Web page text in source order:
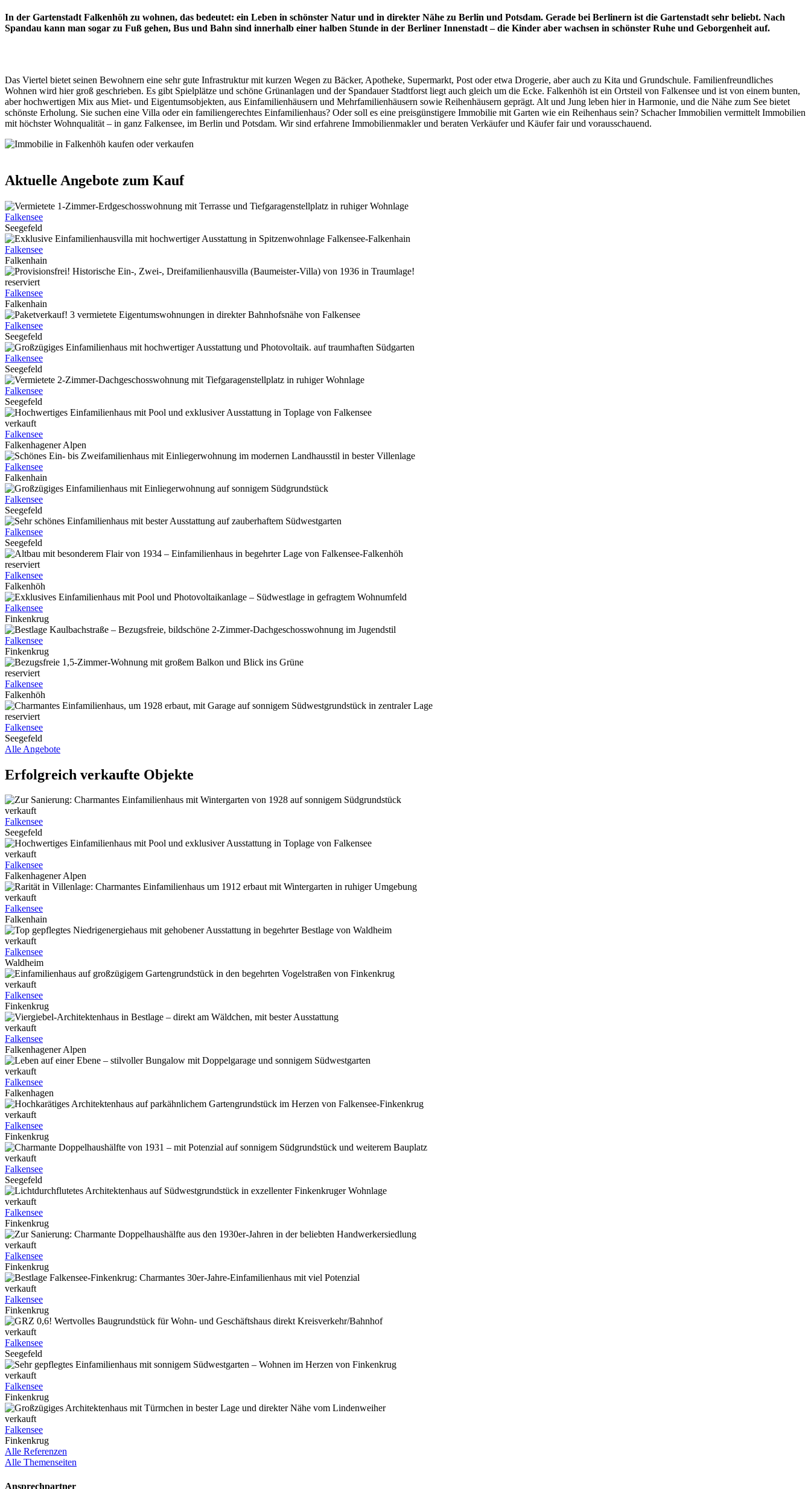
In der Gartenstadt Falkenhöh zu wohnen, das bedeutet: ein Leben in schönster Natur und in direkter Nähe zu Berlin und Potsdam. Gerade bei Berlinern ist die Gartenstadt sehr beliebt. Nach
Spandau kann man sogar zu Fuß gehen, Bus und Bahn sind innerhalb einer halben Stunde in der Berliner Innenstadt – die Kinder aber wachsen in schönster Ruhe und Geborgenheit auf.
Das Viertel bietet seinen Bewohnern eine sehr gute Infrastruktur mit kurzen Wegen zu Bäcker, Apotheke, Supermarkt, Post oder etwa Drogerie, aber auch zu Kita und Grundschule. Familienfreundliches
Wohnen wird hier groß geschrieben. Es gibt Spielplätze und schöne Grünanlagen und der Spandauer Stadtforst liegt auch gleich um die Ecke. Falkenhöh ist ein Ortsteil von Falkensee und ist von einem bunten,
aber hochwertigen Mix aus Miet- und Eigentumsobjekten, aus Einfamilienhäusern und Mehrfamilienhäusern sowie Reihenhäusern geprägt. Alt und Jung leben hier in Harmonie, und die Nähe zum See bietet
schönste Erholung. Sie suchen eine Villa oder ein familiengerechtes Einfamilienhaus? Oder soll es eine preisgünstigere Immobilie mit Garten wie ein Reihenhaus sein? Schacher Immobilien vermittelt Immobilien
mit höchster Wohnqualität – in ganz Falkensee, im Berlin und Potsdam. Wir sind erfahrene Immobilienmakler und beraten Verkäufer und Käufer fair und vorausschauend.
Aktuelle Angebote zum Kauf
Falkensee
Seegefeld
Falkensee
Falkenhain
reserviert
Falkensee
Falkenhain
Falkensee
Seegefeld
Falkensee
Seegefeld
Falkensee
Seegefeld
verkauft
Falkensee
Falkenhagener Alpen
Falkensee
Falkenhain
Falkensee
Seegefeld
Falkensee
Seegefeld
reserviert
Falkensee
Falkenhöh
Falkensee
Finkenkrug
Falkensee
Finkenkrug
reserviert
Falkensee
Falkenhöh
reserviert
Falkensee
Seegefeld
Alle Angebote
Erfolgreich verkaufte Objekte
verkauft
Falkensee
Seegefeld
verkauft
Falkensee
Falkenhagener Alpen
verkauft
Falkensee
Falkenhain
verkauft
Falkensee
Waldheim
verkauft
Falkensee
Finkenkrug
verkauft
Falkensee
Falkenhagener Alpen
verkauft
Falkensee
Falkenhagen
verkauft
Falkensee
Finkenkrug
verkauft
Falkensee
Seegefeld
verkauft
Falkensee
Finkenkrug
verkauft
Falkensee
Finkenkrug
verkauft
Falkensee
Finkenkrug
verkauft
Falkensee
Seegefeld
verkauft
Falkensee
Finkenkrug
verkauft
Falkensee
Finkenkrug
Alle Referenzen
Alle Themenseiten
Ansprechpartner